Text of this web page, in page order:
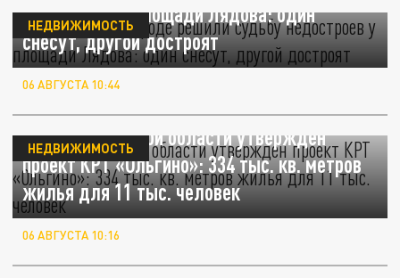
недостроев у площади Лядова: один
снесут, другой достроят
НЕДВИЖИМОСТЬ
06 АВГУСТА 10:44
В Нижегородской области утвержден
проект КРТ «Ольгино»: 334 тыс. кв. метров
жилья для 11 тыс. человек
НЕДВИЖИМОСТЬ
06 АВГУСТА 10:16